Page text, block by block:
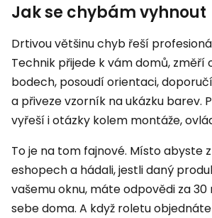
Jak se chybám vyhnout
Drtivou většinu chyb řeší
Technik přijede k vám domů, změří
bodech, posoudí orientaci,
a přiveze vzorník na ukázku barev.
vyřeší i otázky kolem montáže,
To je na tom fajnové. Místo abyste
eshopech a hádali, jestli daný
vašemu oknu, máte odpovědi za
sebe doma. A když roletu